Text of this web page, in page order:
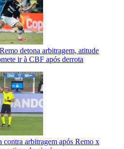
detona arbitragem, atitude
ir à CBF após derrota
contra arbitragem após Remo x